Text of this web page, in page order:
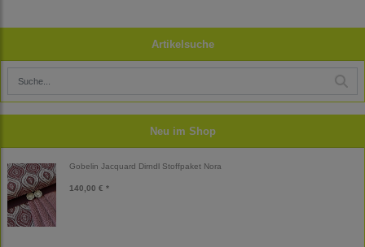
Artikelsuche
Neu im Shop
Gobelin Jacquard Dirndl Stoffpaket Nora
140,00 € *